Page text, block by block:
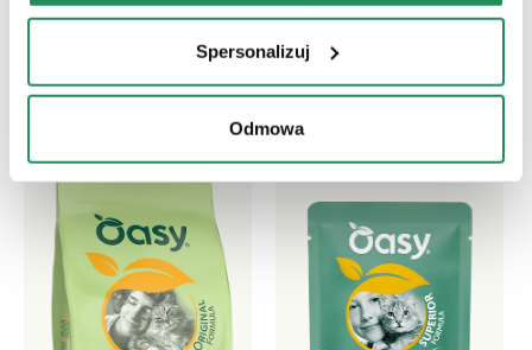
Spersonalizuj
Odmowa
zwierzaka